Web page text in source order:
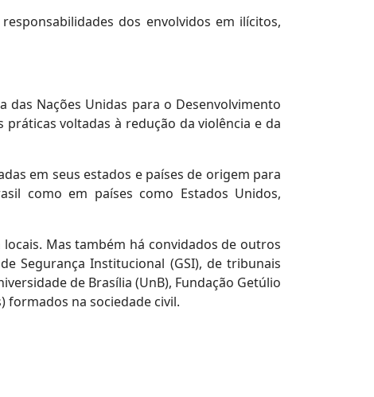
dos envolvidos em ilícitos,
Nações Unidas para o Desenvolvimento
voltadas à redução da violência e da
em seus estados e países de origem para
como em países como Estados Unidos,
Mas também há convidados de outros
Segurança Institucional (GSI), de tribunais
de Brasília (UnB), Fundação Getúlio
formados na sociedade civil.